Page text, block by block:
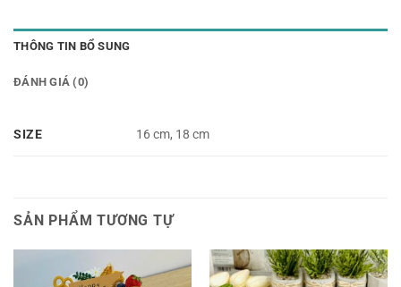
THÔNG TIN BỔ SUNG
ĐÁNH GIÁ (0)
SIZE 16 cm, 18 cm
SẢN PHẨM TƯƠNG TỰ